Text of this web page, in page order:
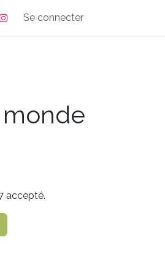
Se connecter
accepté.